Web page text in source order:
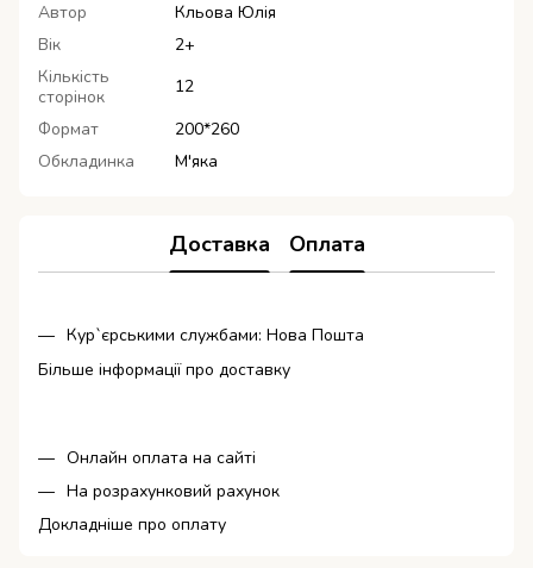
Автор
Кльова Юлія
Вік
2+
Кількість
сторінок
12
Формат
200*260
Обкладинка
М'яка
Доставка Оплата
Кур`єрськими службами: Нова Пошта
Більше інформації про доставку
Онлайн оплата на сайті
На розрахунковий рахунок
Докладніше про оплату